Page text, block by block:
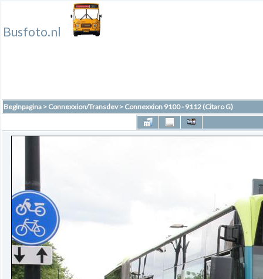
Busfoto.nl
Beginpagina > Connexxion/Transdev> Connexxion 9100 - 9112 (Citaro G)